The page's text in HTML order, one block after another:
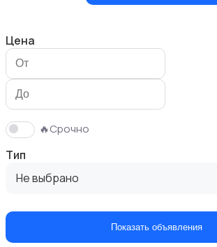
Ролики и скейтбординг
Самокаты и гироскутеры
Цена
🔥Срочно
Тип
Не выбрано
Показать объявления